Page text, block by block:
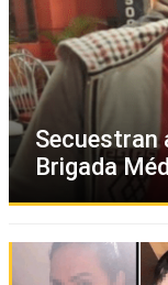
Secuestran
Brigada